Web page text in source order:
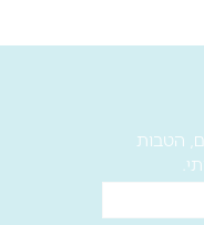
פרחים
ס"מ
הטבות